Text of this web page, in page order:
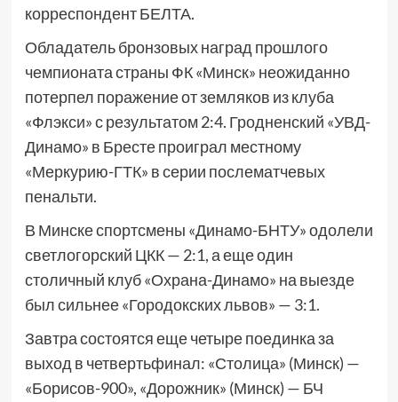
корреспондент БЕЛТА.
Обладатель бронзовых наград прошлого
чемпионата страны ФК «Минск» неожиданно
потерпел поражение от земляков из клуба
«Флэкси» с результатом 2:4. Гродненский «УВД-
Динамо» в Бресте проиграл местному
«Меркурию-ГТК» в серии послематчевых
пенальти.
В Минске спортсмены «Динамо-БНТУ» одолели
светлогорский ЦКК — 2:1, а еще один
столичный клуб «Охрана-Динамо» на выезде
был сильнее «Городокских львов» — 3:1.
Завтра состоятся еще четыре поединка за
выход в четвертьфинал: «Столица» (Минск) —
«Борисов-900», «Дорожник» (Минск) — БЧ